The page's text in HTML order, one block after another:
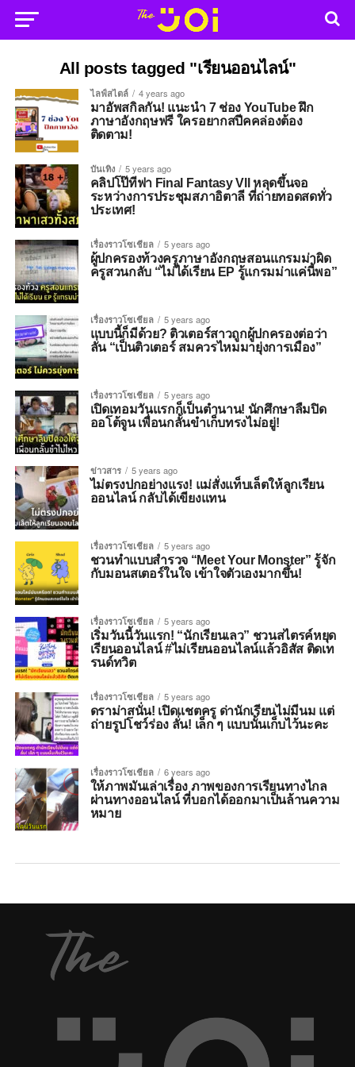
All posts tagged "เรียนออนไลน์"
ไลฟ์สไตล์ 4 years ago
มาอัพสกิลกัน! แนะนำ 7 ช่อง YouTube ฝึก
ภาษาอังกฤษฟรี ใครอยากสปีคคล่องต้อง
ติดตาม!
บันเทิง 5 years ago
คลิปโป๊ทีฟา Final Fantasy Vll หลุดขึ้นจอ
ระหว่างการประชุมสภาอิตาลี ที่ถ่ายทอดสดทั่ว
ประเทศ!
เรื่องราวโซเชียล 5 years ago
ผู้ปกครองท้วงครูภาษาอังกฤษสอนแกรมม่าผิด
ครูสวนกลับ “ไม่ได้เรียน EP รู้แกรมม่าแค่นี้พอ”
เรื่องราวโซเชียล 5 years ago
แบบนี้ก็มีด้วย? ติวเตอร์สาวถูกผู้ปกครองต่อว่า
ลั่น “เป็นติวเตอร์ สมควรไหมมายุ่งการเมือง”
เรื่องราวโซเชียล 5 years ago
เปิดเทอมวันแรกก็เป็นตำนาน! นักศึกษาลืมปิด
ออโต้จูน เพื่อนกลั้นขำเก็บทรงไม่อยู่!
ข่าวสาร 5 years ago
ไม่ตรงปกอย่างแรง! แม่สั่งแท็บเล็ตให้ลูกเรียน
ออนไลน์ กลับได้เขียงแทน
เรื่องราวโซเชียล 5 years ago
ชวนทำแบบสำรวจ “Meet Your Monster” รู้จัก
กับมอนสเตอร์ในใจ เข้าใจตัวเองมากขึ้น!
เรื่องราวโซเชียล 5 years ago
เริ่มวันนี้วันแรก! “นักเรียนเลว” ชวนสไตรค์หยุด
เรียนออนไลน์ #ไม่เรียนออนไลน์แล้วอิสัส ติดเท
รนด์ทวิต
เรื่องราวโซเชียล 5 years ago
ดราม่าสนั่น! เปิดแชตครู ด่านักเรียนไม่มีนม แต่
ถ่ายรูปโชว์ร่อง ลั่น! เล็ก ๆ แบบนั้นเก็บไว้นะคะ
เรื่องราวโซเชียล 6 years ago
ให้ภาพมันเล่าเรื่อง ภาพของการเรียนทางไกล
ผ่านทางออนไลน์ ที่บอกได้ออกมาเป็นล้านความ
หมาย